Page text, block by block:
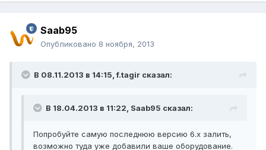
Saab95
Опубликовано 8 ноября, 2013
В 08.11.2013 в 14:15, f.tagir сказал:
В 18.04.2013 в 11:22, Saab95 сказал:
Попробуйте самую последнюю версию 6.х залить,
возможно туда уже добавили ваше оборудование.